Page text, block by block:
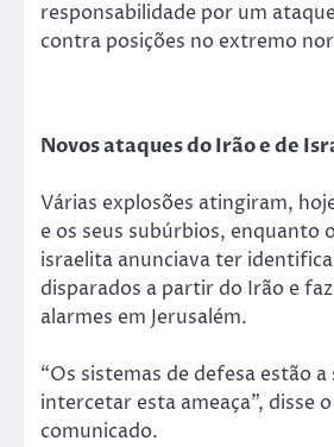
responsabilidade por um
contra posições no extremo
Novos ataques do Irão e de
Várias explosões atingiram,
e os seus subúrbios, enquanto
israelita anunciava ter
disparados a partir do Irão e
alarmes em Jerusalém.
“Os sistemas de defesa estão
intercetar esta ameaça”, disse
comunicado.